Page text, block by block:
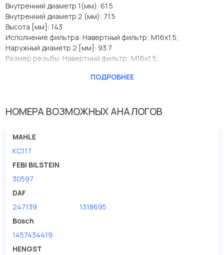
Внутренний диаметр 1(мм): 61.5
Внутренний диаметр 2 (мм): 71.5
Высота [мм]: 143
Исполнение фильтра: Навертный фильтр; M16x1,5;
Наружный диаметр 2 [мм]: 93.7
Размер резьбы: Навертный фильтр; M16x1,5;
Внутренний диаметр 2 (мм)
71.5
Исполнение фильтра
Размер резьбы
ПОДРОБНЕЕ
НОМЕРА ВОЗМОЖНЫХ АНАЛОГОВ
MAHLE
KC117
FEBI BILSTEIN
30597
DAF
247139
1318695
Bosch
1457434419
HENGST